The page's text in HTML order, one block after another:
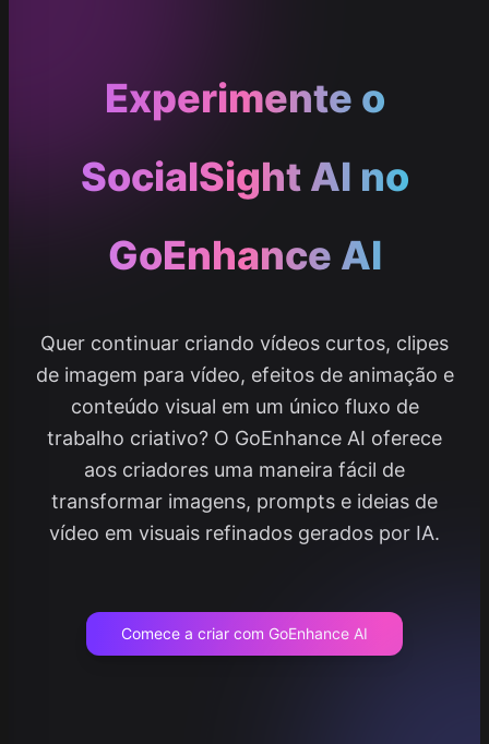
Experimente o
SocialSight AI no
GoEnhance AI
Quer continuar criando vídeos curtos, clipes
de imagem para vídeo, efeitos de animação e
conteúdo visual em um único fluxo de
trabalho criativo? O GoEnhance AI oferece
aos criadores uma maneira fácil de
transformar imagens, prompts e ideias de
vídeo em visuais refinados gerados por IA.
Comece a criar com GoEnhance AI